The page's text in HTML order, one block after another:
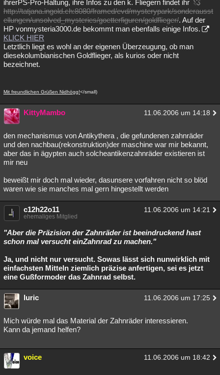
ihrerPS-Pro-Haltung, ihre Infos zu den k. Fliegern findet ihr
http://tatjana.ingold.ch:8080/framed/evd/mysterypark/sonderausst
ellungen/unsolved_mysteries/goetterfiguren/goldflieger/. Auf der
HP vonmysteria3000.de bekommt man ebenfalls einige Infos.
KLICK HIER
‭Letztlich liegt es wohl an der eigenen Überzeugung, ob man
diesekolumbianischen Goldflieger, als kurios oder nicht
bezeichnet.
Mit freundlichen Grüßen Nidhögg!</small)
KittyMambo 11.06.2006 um 14:18
den mechanismus von Antikythera , die gefundenen zahnräder
und den nachbau(rekonstruktion)der maschine war mir bekannt,
aber das in ägypten auch solcheantikenzahnräder existieren ist
mir neu
beweißt mir doch mal wieder, dasunsere vorfahren nicht so blöd
waren wie sie manches mal gern hingestellt werden
c12h22o11 11.06.2006 um 14:21
ehemaliges Mitglied
"Aber die Präzision der Zahnräder ist beeindruckend hast
schon mal versucht einZahnrad zu machen."
Ja, und nicht nur versucht. Sowas lässt sich nunwirklich mit
einfachsten Mitteln ziemlich präzise anfertigen, sei es jetzt
eine Gußformoder das Zahnrad selbst.
luric 11.06.2006 um 17:25
Mich würde mal das Material der Zahnräder interessieren.
Kann da jemand helfen?
voice 11.06.2006 um 18:42